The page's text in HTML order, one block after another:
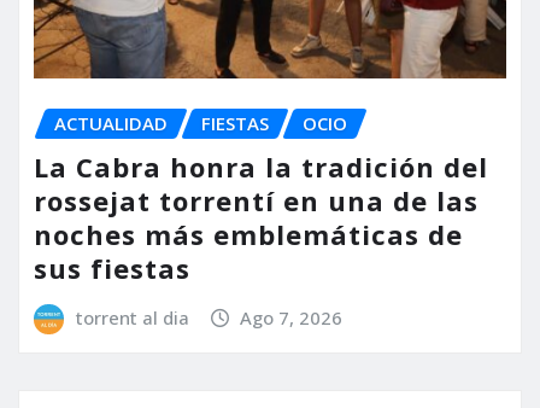
ACTUALIDAD FIESTAS OCIO
La Cabra honra la tradición del
rossejat torrentí en una de las
noches más emblemáticas de
sus fiestas
torrent al dia Ago 7, 2026